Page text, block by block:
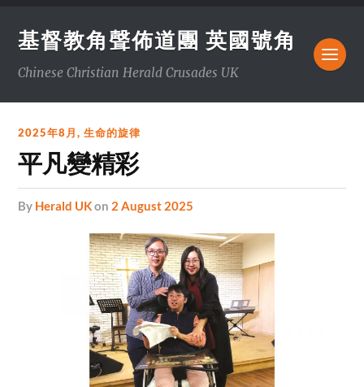
基督教角聲佈道團 英國號角
Chinese Christian Herald Crusades UK
2025年8月,生命的旋律
平凡變精彩
by Herald UKon 2 August 2025